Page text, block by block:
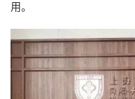
用。